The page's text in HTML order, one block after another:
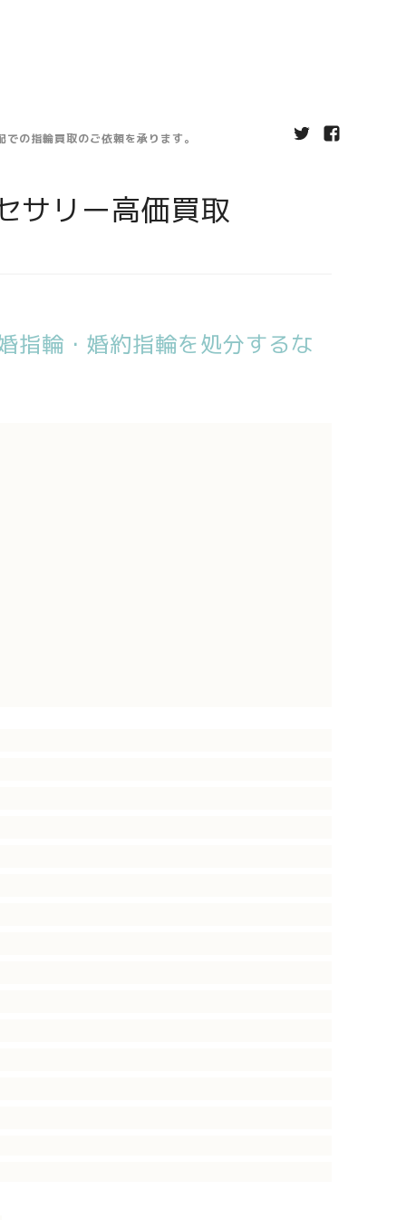
の指輪買取のご依頼を承ります。
サリー高価買取
指輪・婚約指輪を処分するな